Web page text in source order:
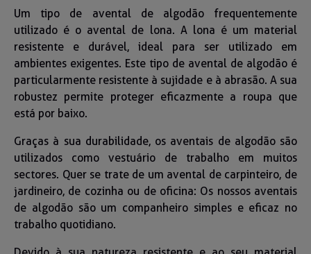
Um tipo de avental de algodão frequentemente
utilizado é o avental de lona. A lona é um material
resistente e durável, ideal para ser utilizado em
ambientes exigentes. Este tipo de avental de algodão é
particularmente resistente à sujidade e à abrasão. A sua
robustez permite proteger eficazmente a roupa que
está por baixo.
Graças à sua durabilidade, os aventais de algodão são
utilizados como vestuário de trabalho em muitos
sectores. Quer se trate de um avental de carpinteiro, de
jardineiro, de cozinha ou de oficina: Os nossos aventais
de algodão são um companheiro simples e eficaz no
trabalho quotidiano.